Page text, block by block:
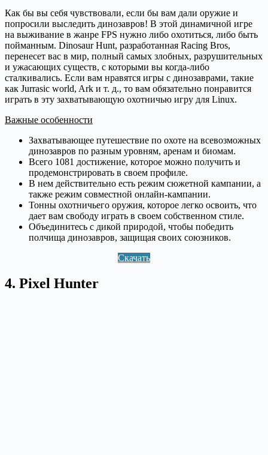
Как бы вы себя чувствовали, если бы вам дали оружие и
попросили выследить динозавров! В этой динамичной игре
на выживание в жанре FPS нужно либо охотиться, либо быть
пойманным. Dinosaur Hunt, разработанная Racing Bros,
перенесет вас в мир, полный самых злобных, разрушительных
и ужасающих существ, с которыми вы когда-либо
сталкивались. Если вам нравятся игры с динозаврами, такие
как Jurrasic world, Ark и т. д., то вам обязательно понравится
играть в эту захватывающую охотничью игру для Linux.
Важные особенности
Захватывающее путешествие по охоте на всевозможных
динозавров по разным уровням, аренам и биомам.
Всего 1081 достижение, которое можно получить и
продемонстрировать в своем профиле.
В нем действительно есть режим сюжетной кампании, а
также режим совместной онлайн-кампании.
Тонны охотничьего оружия, которое легко освоить, что
дает вам свободу играть в своем собственном стиле.
Объединитесь с дикой природой, чтобы победить
полчища динозавров, защищая своих союзников.
Скачать
4. Pixel Hunter